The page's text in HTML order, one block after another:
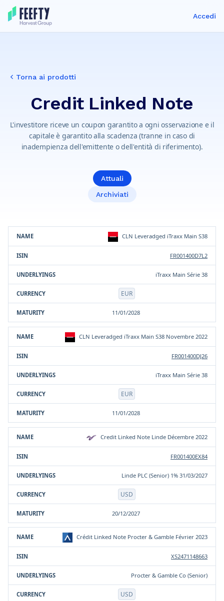
Accedi
Torna ai prodotti
Credit Linked Note
L'investitore riceve un coupon garantito a ogni osservazione e il
capitale è garantito alla scadenza (tranne in caso di
inadempienza dell'emittente o dell'entità di riferimento).
Attuali
Archiviati
Prodotto Sottostante/i Valuta Scadenza
CLN Leveradged iTraxx Main S38
FR001400D7L2
iTraxx Main Série 38
EUR
11/01/2028
CLN Leveradged iTraxx Main S38 Novembre 2022
FR001400DJ26
iTraxx Main Série 38
EUR
11/01/2028
Credit Linked Note Linde Décembre 2022
FR001400EX84
Linde PLC (Senior) 1% 31/03/2027
USD
20/12/2027
Crédit Linked Note Procter & Gamble Février 2023
XS2471148663
Procter & Gamble Co (Senior)
USD